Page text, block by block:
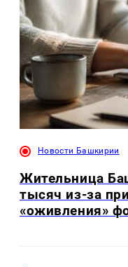
Новости Башкирии
Жительница
тысяч из-за
«оживления»